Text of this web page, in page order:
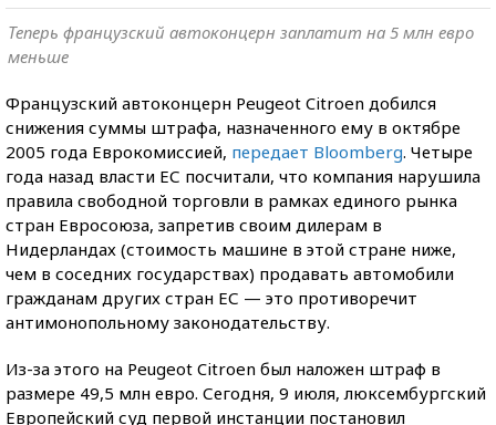
Теперь французский автоконцерн заплатит на 5 млн евро
меньше
Французский автоконцерн Peugeot Citroen добился
снижения суммы штрафа, назначенного ему в октябре
2005 года Еврокомиссией, передает Bloomberg. Четыре
года назад власти ЕС посчитали, что компания нарушила
правила свободной торговли в рамках единого рынка
стран Евросоюза, запретив своим дилерам в
Нидерландах (стоимость машине в этой стране ниже,
чем в соседних государствах) продавать автомобили
гражданам других стран ЕС — это противоречит
антимонопольному законодательству.
Из-за этого на Peugeot Citroen был наложен штраф в
размере 49,5 млн евро. Сегодня, 9 июля, люксембургский
Европейский суд первой инстанции постановил